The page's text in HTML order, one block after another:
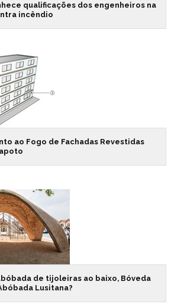
qualificações dos engenheiros na
incêndio
ao Fogo de Fachadas Revestidas
de tijoleiras ao baixo, Bóveda
Lusitana?